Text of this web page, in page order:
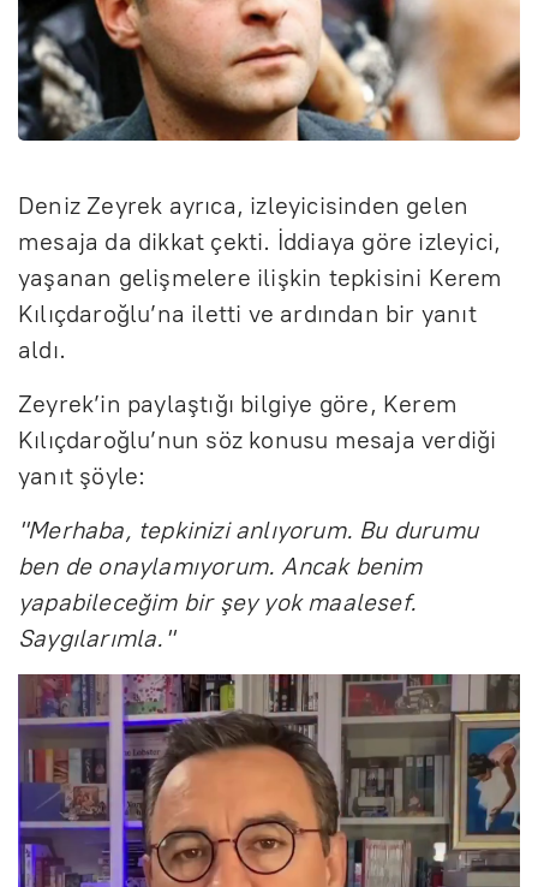
Deniz Zeyrek ayrıca, izleyicisinden gelen
mesaja da dikkat çekti. İddiaya göre izleyici,
yaşanan gelişmelere ilişkin tepkisini Kerem
Kılıçdaroğlu’na iletti ve ardından bir yanıt
aldı.
Zeyrek’in paylaştığı bilgiye göre, Kerem
Kılıçdaroğlu’nun söz konusu mesaja verdiği
yanıt şöyle:
"Merhaba, tepkinizi anlıyorum. Bu durumu
ben de onaylamıyorum. Ancak benim
yapabileceğim bir şey yok maalesef.
Saygılarımla."